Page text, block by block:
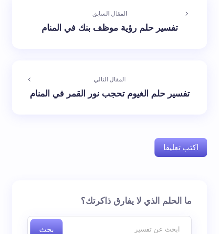
المقال السابق
تفسير حلم رؤية موظف بنك في المنام
المقال التالي
تفسير حلم الغيوم تحجب نور القمر في المنام
اكتب تعليقا
لن يتم نشر عنوان بريدك الإلكتروني. الحقول الإلزامية مشارما الحلم الذي لا يفارق ذاكرتك؟
بحث